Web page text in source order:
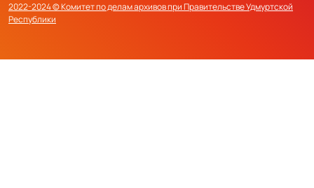
2022-2024 © Комитет по делам архивов при Правительстве Удмуртской
Республики